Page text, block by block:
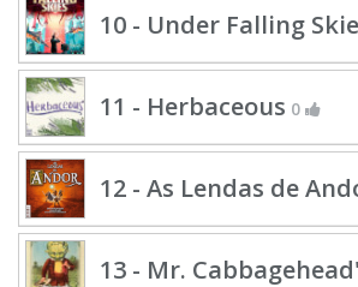
10 - Under Falling
11 - Herbaceous 0
12 - As Lendas de
13 - Mr.